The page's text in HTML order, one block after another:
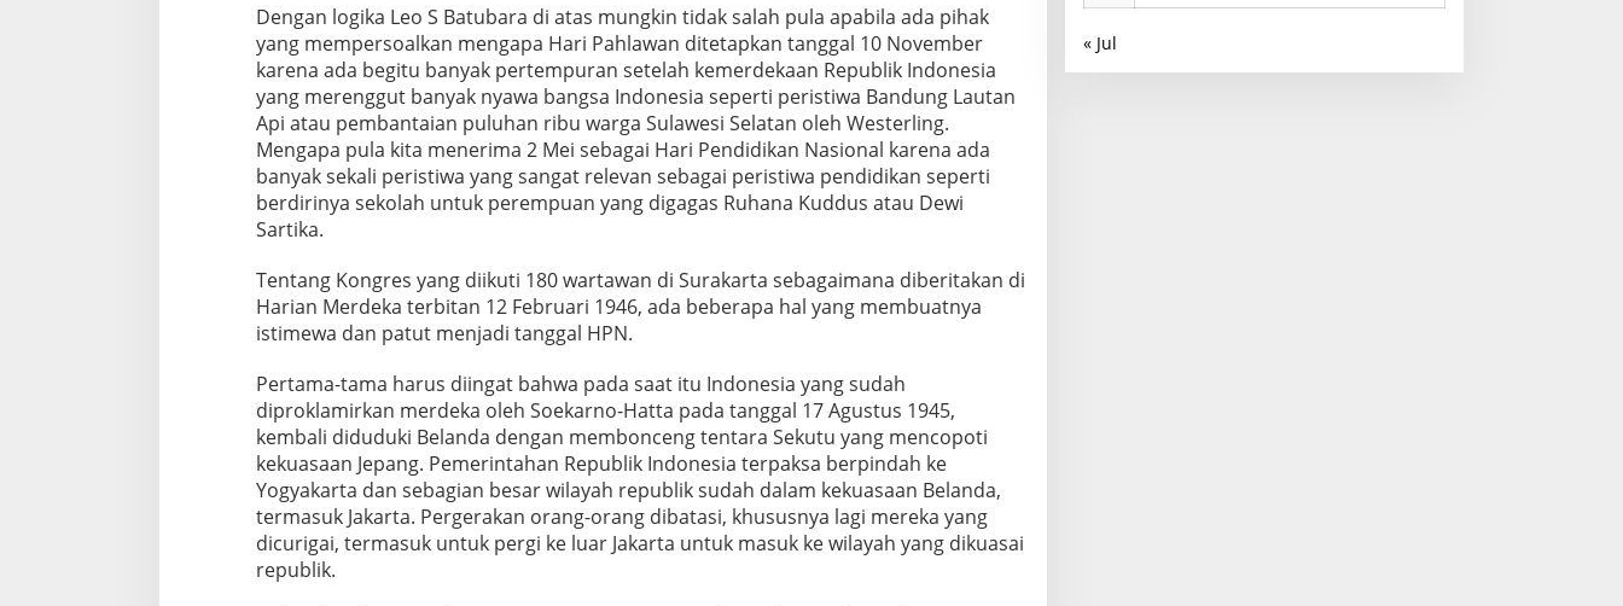
Dengan logika Leo S Batubara di atas mungkin tidak salah pula apabila ada pihak
yang mempersoalkan mengapa Hari Pahlawan ditetapkan tanggal 10 November
karena ada begitu banyak pertempuran setelah kemerdekaan Republik Indonesia
yang merenggut banyak nyawa bangsa Indonesia seperti peristiwa Bandung Lautan
Api atau pembantaian puluhan ribu warga Sulawesi Selatan oleh Westerling.
Mengapa pula kita menerima 2 Mei sebagai Hari Pendidikan Nasional karena ada
banyak sekali peristiwa yang sangat relevan sebagai peristiwa pendidikan seperti
berdirinya sekolah untuk perempuan yang digagas Ruhana Kuddus atau Dewi
Sartika.
Tentang Kongres yang diikuti 180 wartawan di Surakarta sebagaimana diberitakan di
Harian Merdeka terbitan 12 Februari 1946, ada beberapa hal yang membuatnya
istimewa dan patut menjadi tanggal HPN.
Pertama-tama harus diingat bahwa pada saat itu Indonesia yang sudah
diproklamirkan merdeka oleh Soekarno-Hatta pada tanggal 17 Agustus 1945,
kembali diduduki Belanda dengan membonceng tentara Sekutu yang mencopoti
kekuasaan Jepang. Pemerintahan Republik Indonesia terpaksa berpindah ke
Yogyakarta dan sebagian besar wilayah republik sudah dalam kekuasaan Belanda,
termasuk Jakarta. Pergerakan orang-orang dibatasi, khususnya lagi mereka yang
dicurigai, termasuk untuk pergi ke luar Jakarta untuk masuk ke wilayah yang dikuasai
republik.
« Jul